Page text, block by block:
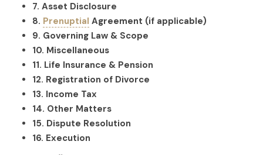
7. Asset Disclosure
8. Prenuptial Agreement (if applicable)
9. Governing Law & Scope
10. Miscellaneous
11. Life Insurance & Pension
12. Registration of Divorce
13. Income Tax
14. Other Matters
15. Dispute Resolution
16. Execution